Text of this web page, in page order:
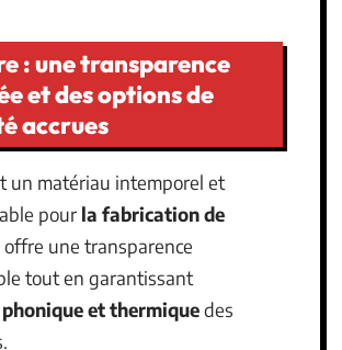
: une transparence
et des options de
accrues
un matériau intemporel et
pour la fabrication de
offre une transparence
tout en garantissant
et thermiquedes